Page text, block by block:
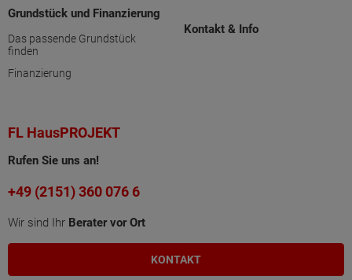
Grundstück und Finanzierung
Das passende Grundstück
finden
Finanzierung
Kontakt & Info
FL HausPROJEKT
Rufen Sie uns an!
+49 (2151) 360 076 6
Wir sind Ihr Berater vor Ort
KONTAKT